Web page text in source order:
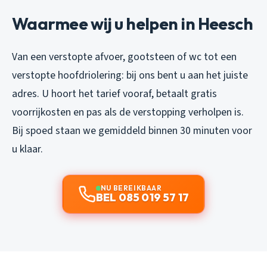
Waarmee wij u helpen in Heesch
Van een verstopte afvoer, gootsteen of wc tot een
verstopte hoofdriolering: bij ons bent u aan het juiste
adres. U hoort het tarief vooraf, betaalt gratis
voorrijkosten en pas als de verstopping verholpen is.
Bij spoed staan we gemiddeld binnen 30 minuten voor
u klaar.
NU BEREIKBAAR
BEL 085 019 57 17